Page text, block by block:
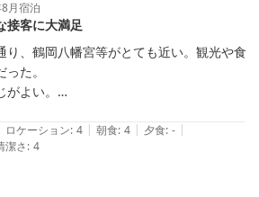
月宿泊
接客に大満足
り、鶴岡八幡宮等がとても近い。観光や食
た。
よい。
が行き届いていて清潔。気持ちよく過ごせ
。部屋の名前が植物なのが可愛らしい。
ロケーション: 4 | 朝食: 4 | 夕食: - |
潔さ: 4